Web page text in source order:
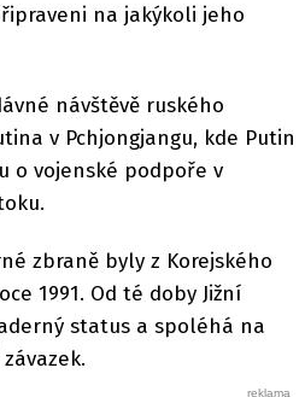
na jakýkoli jeho
návštěvě ruského
v Pchjongjangu, kde Putin
o vojenské podpoře v
zbraně byly z Korejského
1991. Od té doby Jižní
status a spoléhá na